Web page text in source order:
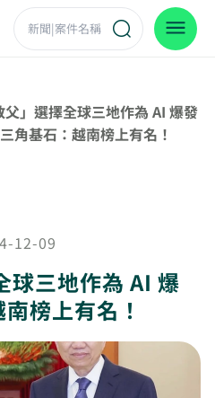
父」選擇全球三地作為 AI 爆發
角基石：越南榜上有名！
12-09
球三地作為 AI 爆
榜上有名！